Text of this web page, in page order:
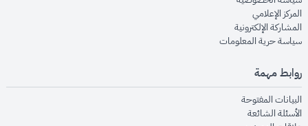
المركز الإعلاميopens in new window
المشاركة الإلكترونيةopens in new window
سياسة حرية المعلوماتopens in new window
روابط مهمة
البيانات المفتوحةopens in new window
الأسئلة الشائعةopens in new window